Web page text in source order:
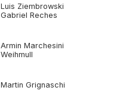
Luis Ziembrowski
Gabriel Reches
Armin Marchesini
Weihmull
Martin Grignaschi